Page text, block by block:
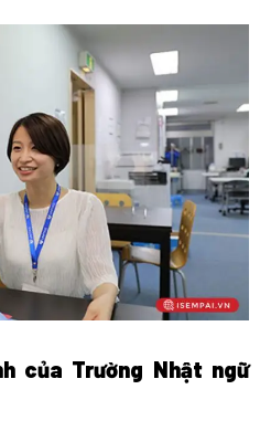
của Trường Nhật ngữ